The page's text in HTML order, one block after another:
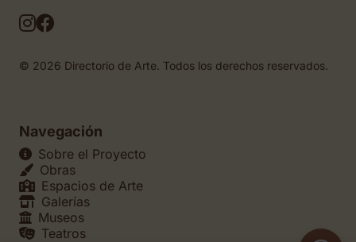
© 2026 Directorio de Arte. Todos los derechos reservados.
Navegación
Sobre el Proyecto
Obras
Espacios de Arte
Galerías
Museos
Teatros